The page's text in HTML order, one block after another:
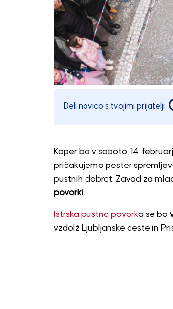
Deli novico s tvojimi prijatelji
Koper bo v soboto, 14.
pričakujemo pester
pustnih dobrot. Zavod za
povorki.
Istrska pustna povorka se bo
vzdolž Ljubljanske ceste in